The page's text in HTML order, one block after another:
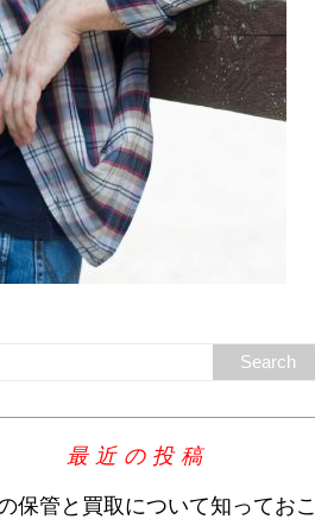
最近の投稿
保管と買取について知っておこ